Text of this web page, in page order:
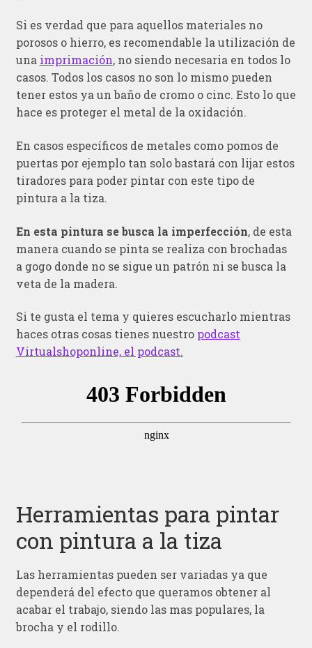
Si es verdad que para aquellos materiales no
porosos o hierro, es recomendable la utilización de
una imprimación, no siendo necesaria en todos lo
casos. Todos los casos no son lo mismo pueden
tener estos ya un baño de cromo o cinc. Esto lo que
hace es proteger el metal de la oxidación.
En casos específicos de metales como pomos de
puertas por ejemplo tan solo bastará con lijar estos
tiradores para poder pintar con este tipo de
pintura a la tiza.
En esta pintura se busca la imperfección, de esta
manera cuando se pinta se realiza con brochadas
a gogo donde no se sigue un patrón ni se busca la
veta de la madera.
Si te gusta el tema y quieres escucharlo mientras
haces otras cosas tienes nuestro podcast
Virtualshoponline, el podcast.
Herramientas para pintar
con pintura a la tiza
Las herramientas pueden ser variadas ya que
dependerá del efecto que queramos obtener al
acabar el trabajo, siendo las mas populares, la
brocha y el rodillo.